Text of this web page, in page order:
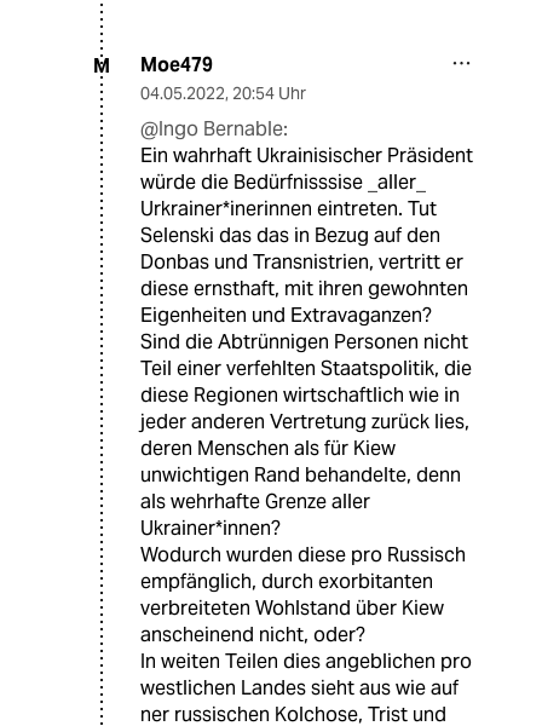
M Moe479
04.05.2022, 20:54 Uhr
@Ingo Bernable:
Ein wahrhaft Ukrainisischer Präsident
würde die Bedürfnisssise _aller_
Urkrainer*inerinnen eintreten. Tut
Selenski das das in Bezug auf den
Donbas und Transnistrien, vertritt er
diese ernsthaft, mit ihren gewohnten
Eigenheiten und Extravaganzen?
Sind die Abtrünnigen Personen nicht
Teil einer verfehlten Staatspolitik, die
diese Regionen wirtschaftlich wie in
jeder anderen Vertretung zurück lies,
deren Menschen als für Kiew
unwichtigen Rand behandelte, denn
als wehrhafte Grenze aller
Ukrainer*innen?
Wodurch wurden diese pro Russisch
empfänglich, durch exorbitanten
verbreiteten Wohlstand über Kiew
anscheinend nicht, oder?
In weiten Teilen dies angeblichen pro
westlichen Landes sieht aus wie auf
ner russischen Kolchose, Trist und